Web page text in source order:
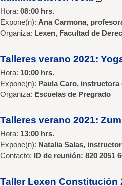
Hora: 08:00 hrs.
Expone(n): Ana Carmona,
Organiza: Lexen, Facultad de
Talleres verano 2021:
Hora: 10:00 hrs.
Expone(n): Paula Caro, instructora
Organiza: Escuelas de Pregrado
Talleres verano 2021:
Hora: 13:00 hrs.
Expone(n): Natalia Salas,
Contacto:
ID de reunión: 820 2051
Taller Lexen Constitución